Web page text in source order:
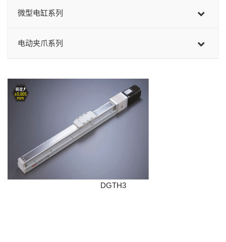
微型电缸系列
电动夹爪系列
DGTH3